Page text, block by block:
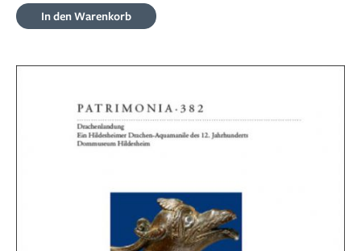
In den Warenkorb